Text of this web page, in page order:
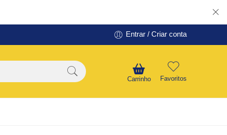
Entrar / Criar conta
Carrinho Favoritos